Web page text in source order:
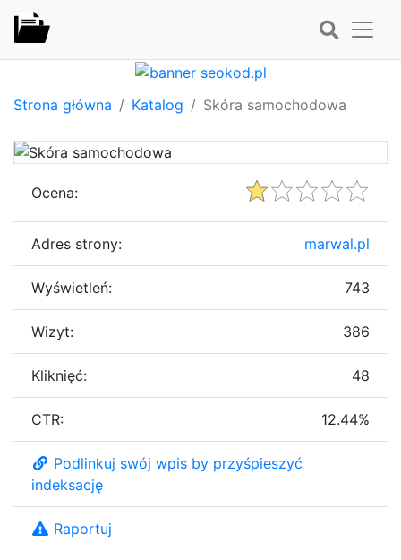
Strona główna Katalog Skóra samochodowa
Ocena:
Adres strony: marwal.pl
Wyświetleń: 743
Wizyt: 386
Kliknięć: 48
CTR: 12.44%
Podlinkuj swój wpis by przyśpieszyć
indeksację
Raportuj